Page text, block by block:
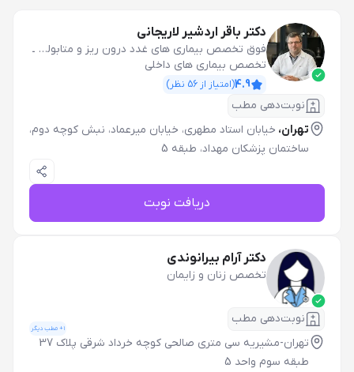
دکتر باقر اردشیر لاریجانی
فوق تخصص بیماری های غدد درون ریز و متابولیسم(اندوکرینولوژی) ـ
تخصص بیماری های داخلی
4.9(امتیاز از 56 نظر)
نوبت‌دهی مطب
تهران، خیابان استاد مطهری، خیابان میرعماد، نبش کوچه دوم،
ساختمان پزشکان مهداد، طبقه 5
دریافت نوبت
دکتر آرام بیرانوندی
تخصص زنان و زایمان
نوبت‌دهی مطب
1+ مطب دیگر
تهران-مشیریه سی متری صالحی کوچه خرداد شرقی پلاک 37
طبقه سوم واحد 5